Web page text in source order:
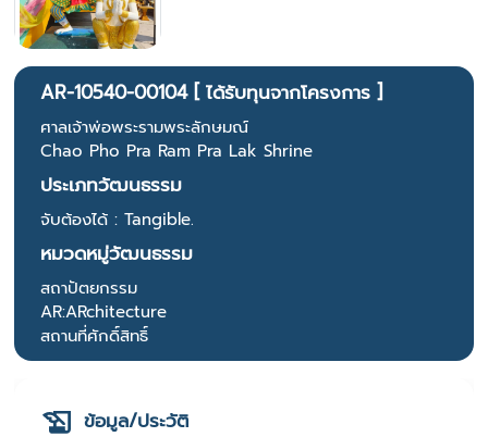
AR-10540-00104 [ ได้รับทุนจากโครงการ ]
ศาลเจ้าพ่อพระรามพระลักษมณ์
Chao Pho Pra Ram Pra Lak Shrine
ประเภทวัฒนธรรม
จับต้องได้ : Tangible.
หมวดหมู่วัฒนธรรม
สถาปัตยกรรม
AR:ARchitecture
สถานที่ศักดิ์สิทธิ์
ข้อมูล/ประวัติ